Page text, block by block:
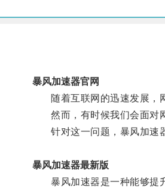
暴风加速器官网
随着互联网的迅速发展，网
然而，有时候我们会面对网
针对这一问题，暴风加速器
暴风加速器最新版
暴风加速器是一种能够提升